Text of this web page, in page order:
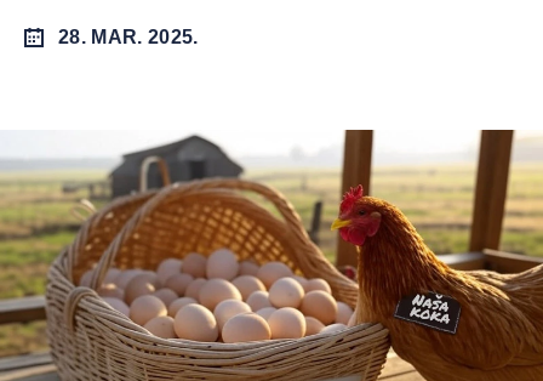
28. MAR. 2025.